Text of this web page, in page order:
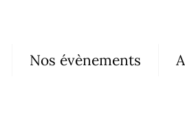
Nos évènements